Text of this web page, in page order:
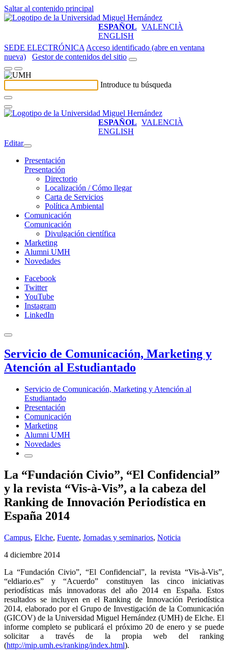
Saltar al contenido principal
ESPAÑOL VALENCIÀ
ENGLISH
SEDE ELECTRÓNICA Acceso identificado (abre en ventana
nueva)
Gestor de contenidos del sitio
Introduce tu búsqueda
ESPAÑOL VALENCIÀ
ENGLISH
Editar
Presentación
Presentación
Directorio
Localización / Cómo llegar
Carta de Servicios
Política Ambiental
Comunicación
Comunicación
Divulgación científica
Marketing
Alumni UMH
Novedades
Facebook
Twitter
YouTube
Instagram
LinkedIn
Servicio de Comunicación, Marketing y
Atención al Estudiantado
Servicio de Comunicación, Marketing y Atención al
Estudiantado
Presentación
Comunicación
Marketing
Alumni UMH
Novedades
La “Fundación Civio”, “El Confidencial”
y la revista “Vis-à-Vis”, a la cabeza del
Ranking de Innovación Periodística en
España 2014
Campus, Elche, Fuente, Jornadas y seminarios, Noticia
4 diciembre 2014
La “Fundación Civio”, “El Confidencial”, la revista “Vis-à-Vis”,
“eldiario.es” y “Acuerdo” constituyen las cinco iniciativas
periodísticas más innovadoras del año 2014 en España. Estos
resultados se incluyen en el Ranking de Innovación Periodística
2014, elaborado por el Grupo de Investigación de la Comunicación
(GICOV) de la Universidad Miguel Hernández (UMH) de Elche. El
informe completo se publicará el próximo 20 de enero y se puede
solicitar a través de la propia web del ranking
(http://mip.umh.es/ranking/index.html).